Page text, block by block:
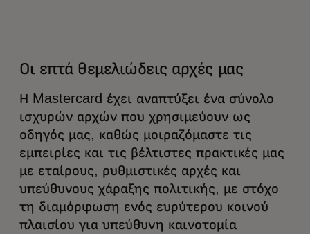
Οι επτά θεμελιώδεις αρχές μας
Η Mastercard έχει αναπτύξει ένα σύνολο
ισχυρών αρχών που χρησιμεύουν ως
οδηγός μας, καθώς μοιραζόμαστε τις
εμπειρίες και τις βέλτιστες πρακτικές μας
με εταίρους, ρυθμιστικές αρχές και
υπεύθυνους χάραξης πολιτικής, με στόχο
τη διαμόρφωση ενός ευρύτερου κοινού
πλαισίου για υπεύθυνη καινοτομία